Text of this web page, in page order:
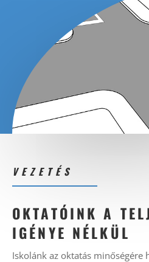
VEZETÉS
OKTATÓINK A
IGÉNYE NÉLKÜL
Iskolánk az oktatás minőségére